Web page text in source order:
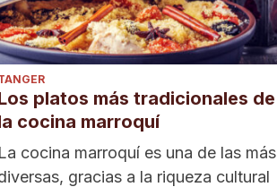
platos más tradicionales de
cocina marroquí
La cocina marroquí es una de las más
gracias a la riqueza cultural